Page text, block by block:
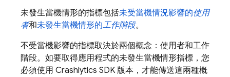
未發生當機情形的指標包括未受當機情況影響的使用
者和未發生當機情形的工作階段。
不受當機影響的指標取決於兩個概念：使用者和工作
階段。如要取得應用程式的未發生當機情形指標，您
必須使用 Crashlytics SDK 版本，才能傳送這兩種概